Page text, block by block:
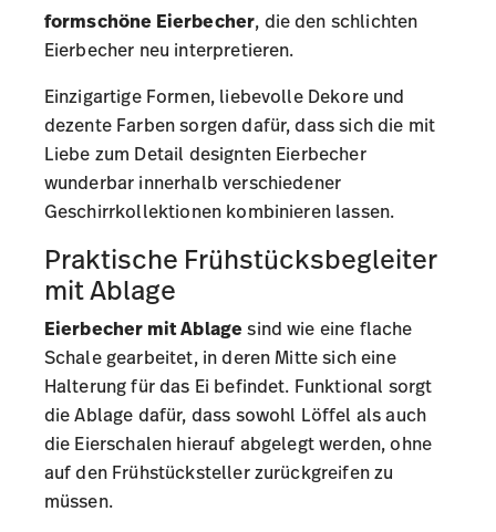
formschöne Eierbecher, die den schlichten
Eierbecher neu interpretieren.
Einzigartige Formen, liebevolle Dekore und
dezente Farben sorgen dafür, dass sich die mit
Liebe zum Detail designten Eierbecher
wunderbar innerhalb verschiedener
Geschirrkollektionen kombinieren lassen.
Praktische Frühstücksbegleiter
mit Ablage
Eierbecher mit Ablagesind wie eine flache
Schale gearbeitet, in deren Mitte sich eine
Halterung für das Ei befindet. Funktional sorgt
die Ablage dafür, dass sowohl Löffel als auch
die Eierschalen hierauf abgelegt werden, ohne
auf den Frühstücksteller zurückgreifen zu
müssen.